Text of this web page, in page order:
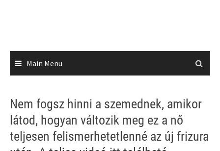
Main Menu
Nem fogsz hinni a szemednek, amikor
látod, hogyan változik meg ez a nő
teljesen felismerhetetlenné az új frizura